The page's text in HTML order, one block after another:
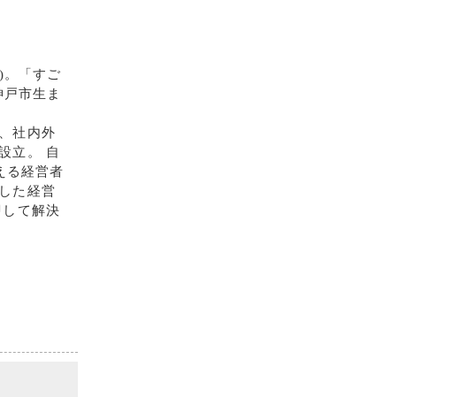
「すご
市生ま
社内外
立。 自
る経営者
た経営
て解決